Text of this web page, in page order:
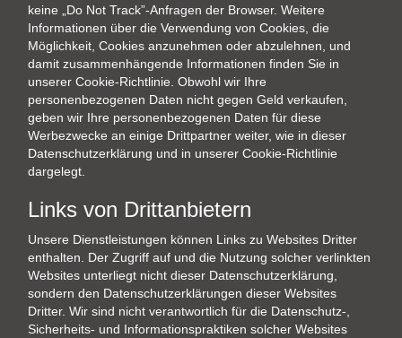
keine „Do Not Track”-Anfragen der Browser. Weitere
Informationen über die Verwendung von Cookies, die
Möglichkeit, Cookies anzunehmen oder abzulehnen, und
damit zusammenhängende Informationen finden Sie in
unserer Cookie-Richtlinie. Obwohl wir Ihre
personenbezogenen Daten nicht gegen Geld verkaufen,
geben wir Ihre personenbezogenen Daten für diese
Werbezwecke an einige Drittpartner weiter, wie in dieser
Datenschutzerklärung und in unserer Cookie-Richtlinie
dargelegt.
Links von Drittanbietern
Unsere Dienstleistungen können Links zu Websites Dritter
enthalten. Der Zugriff auf und die Nutzung solcher verlinkten
Websites unterliegt nicht dieser Datenschutzerklärung,
sondern den Datenschutzerklärungen dieser Websites
Dritter. Wir sind nicht verantwortlich für die Datenschutz-,
Sicherheits- und Informationspraktiken solcher Websites